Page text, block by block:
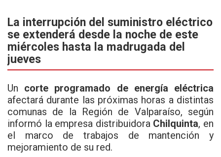
ce
b
o
o
k
tt
er
at
s
A
p
p
La interrupción del suministro eléctrico
se extenderá desde la noche de este
miércoles hasta la madrugada del
jueves
Un corte programado de energía eléctrica
afectará durante las próximas horas a distintas
comunas de la Región de Valparaíso, según
informó la empresa distribuidora Chilquinta, en
el marco de trabajos de mantención y
mejoramiento de su red.